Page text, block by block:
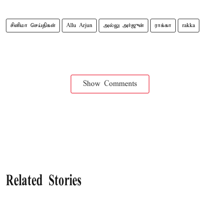
சினிமா செய்திகள் Allu Arjun அல்லு அர்ஜுன் ராக்கா rakka
Show Comments
Related Stories